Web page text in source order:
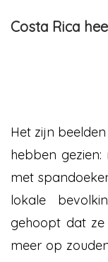
Costa Rica
Het zijn
hebben
met
lokale
gehoopt dat
meer op